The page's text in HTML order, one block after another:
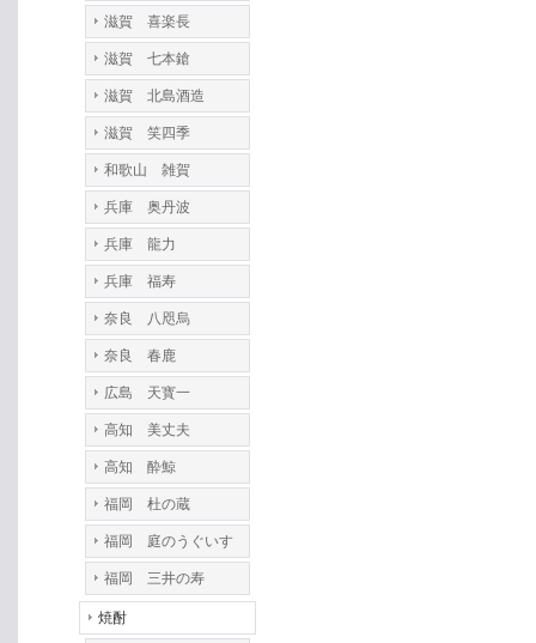
滋賀 喜楽長
滋賀 七本鎗
滋賀 北島酒造
滋賀 笑四季
和歌山 雑賀
兵庫 奥丹波
兵庫 龍力
兵庫 福寿
奈良 八咫烏
奈良 春鹿
広島 天寳一
高知 美丈夫
高知 酔鯨
福岡 杜の蔵
福岡 庭のうぐいす
福岡 三井の寿
焼酎